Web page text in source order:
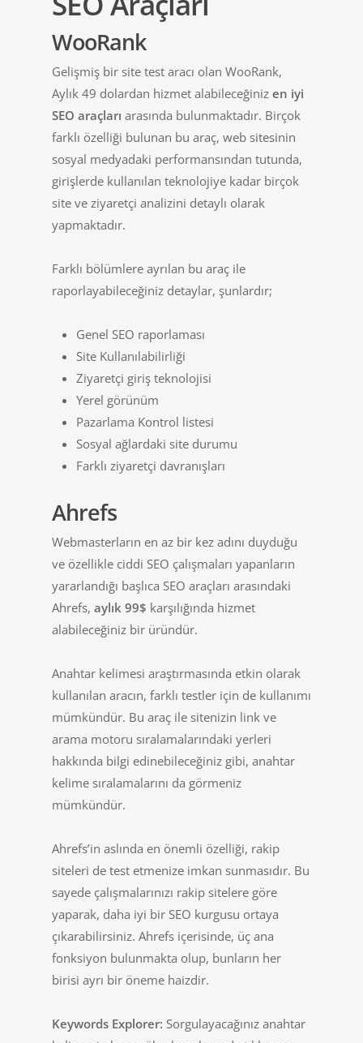
WooRank
Gelişmiş bir site test aracı olan WooRank,
Aylık 49 dolardan hizmet alabileceğiniz en iyi
SEO araçları arasında bulunmaktadır. Birçok
farklı özelliği bulunan bu araç, web sitesinin
sosyal medyadaki performansından tutunda,
girişlerde kullanılan teknolojiye kadar birçok
site ve ziyaretçi analizini detaylı olarak
yapmaktadır.
Farklı bölümlere ayrılan bu araç ile
raporlayabileceğiniz detaylar, şunlardır;
Genel SEO raporlaması
Site Kullanılabilirliği
Ziyaretçi giriş teknolojisi
Yerel görünüm
Pazarlama Kontrol listesi
Sosyal ağlardaki site durumu
Farklı ziyaretçi davranışları
Ahrefs
Webmasterların en az bir kez adını duyduğu
ve özellikle ciddi SEO çalışmaları yapanların
yararlandığı başlıca SEO araçları arasındaki
Ahrefs, aylık 99$ karşılığında hizmet
alabileceğiniz bir üründür.
Anahtar kelimesi araştırmasında etkin olarak
kullanılan aracın, farklı testler için de kullanımı
mümkündür. Bu araç ile sitenizin link ve
arama motoru sıralamalarındaki yerleri
hakkında bilgi edinebileceğiniz gibi, anahtar
kelime sıralamalarını da görmeniz
mümkündür.
Ahrefs’in aslında en önemli özelliği, rakip
siteleri de test etmenize imkan sunmasıdır. Bu
sayede çalışmalarınızı rakip sitelere göre
yaparak, daha iyi bir SEO kurgusu ortaya
çıkarabilirsiniz. Ahrefs içerisinde, üç ana
fonksiyon bulunmakta olup, bunların her
birisi ayrı bir öneme haizdir.
Keywords Explorer: Sorgulayacağınız anahtar